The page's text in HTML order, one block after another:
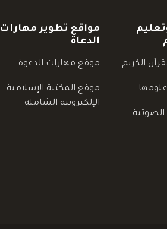
الكريم
مواقع تطوير مهارات
الدعاة
موقع مهارات الدعوة
موقع المكتبة الإسلامية
الإلكترونية الشاملة